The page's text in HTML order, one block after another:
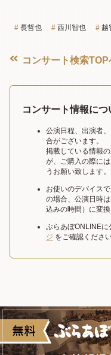
長哲也 西川智也 越
コンサート検索TOP
コンサート情報につ
公演日程、出演者
合がございます。
掲載している情報
が、ご購入の際に
うお願い致します。
お使いのデバイス
の場合、公演日時
込みの時間）に変
ぶらあぼONLINEに
ジ をご確認ください